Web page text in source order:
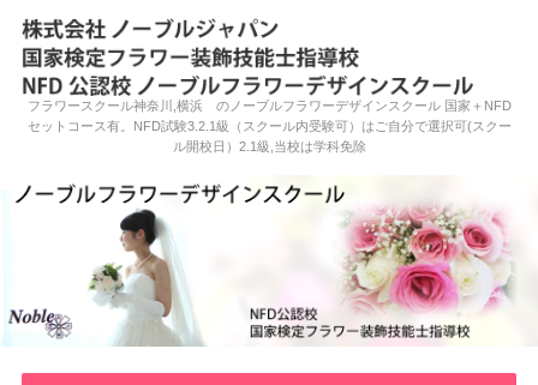
フラワースクール神奈川,横浜 のノーブルフラワーデザインスクール 国家＋NFD
セットコース有。NFD試験3.2.1級（スクール内受験可）はご自分で選択可(スクー
ル開校日）2.1級,当校は学科免除